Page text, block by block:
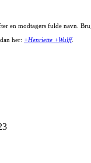
en modtagers fulde navn.
her: +Henriette +Wulff.